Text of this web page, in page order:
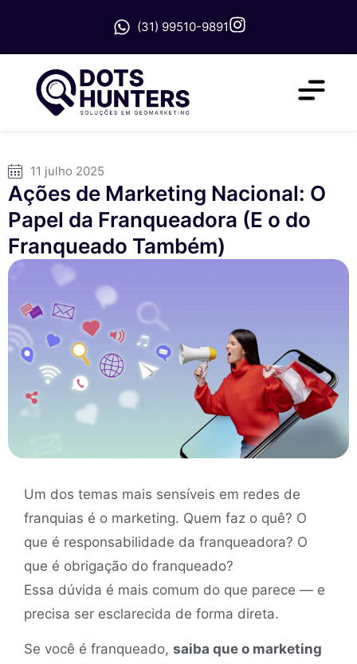
(31) 99510-9891
11 julho 2025
Ações de Marketing Nacional: O
Papel da Franqueadora (E o do
Franqueado Também)
Um dos temas mais sensíveis em redes de
franquias é o marketing. Quem faz o quê? O
que é responsabilidade da franqueadora? O
que é obrigação do franqueado?
Essa dúvida é mais comum do que parece — e
precisa ser esclarecida de forma direta.
Se você é franqueado, saiba que o marketing